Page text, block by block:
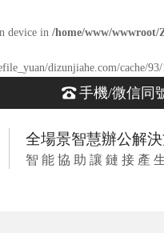
device in /home/www/
dizunjiahe.com/cache/
手機/微信同
全場景智慧辦公解
智 能 協 助 讓 鏈 接 產